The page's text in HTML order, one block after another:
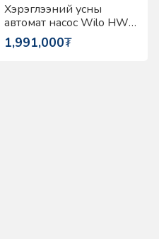
Хэрэглээний усны
автомат насос Wilo HWJ-
204
1,991,000₮